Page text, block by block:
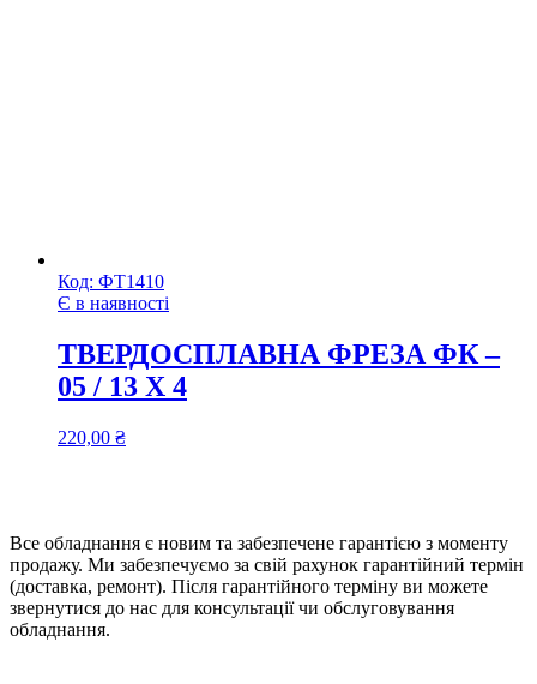
Код: ФТ1410
Є в наявності
ТВЕРДОСПЛАВНА ФРЕЗА ФК –
05 / 13 Х 4
220,00 ₴
Все обладнання є новим та забезпечене гарантією з моменту
продажу. Ми забезпечуємо за свій рахунок гарантійний термін
(доставка, ремонт). Після гарантійного терміну ви можете
звернутися до нас для консультації чи обслуговування
обладнання.